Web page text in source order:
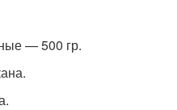
— 500 гр.